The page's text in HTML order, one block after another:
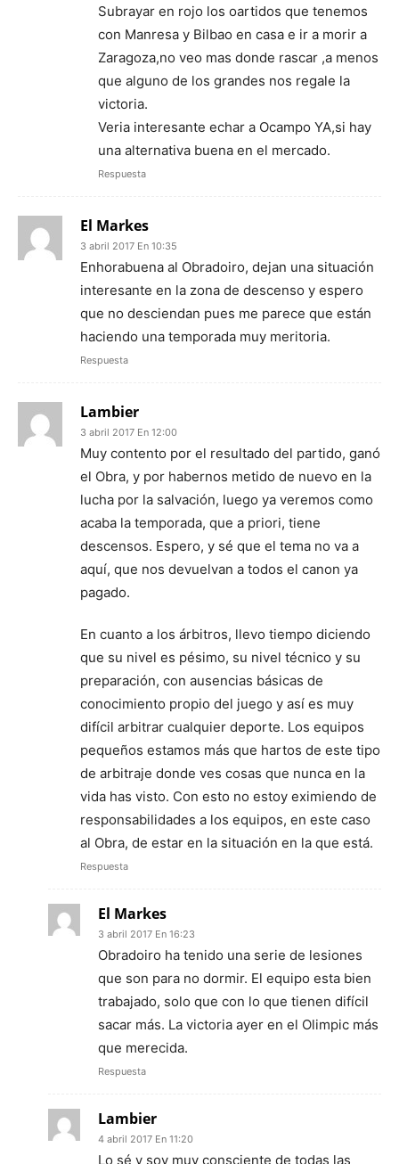
Subrayar en rojo los oartidos que tenemos
con Manresa y Bilbao en casa e ir a morir a
Zaragoza,no veo mas donde rascar ,a menos
que alguno de los grandes nos regale la
victoria.
Veria interesante echar a Ocampo YA,si hay
una alternativa buena en el mercado.
Respuesta
El Markes
3 abril 2017 En 10:35
Enhorabuena al Obradoiro, dejan una situación
interesante en la zona de descenso y espero
que no desciendan pues me parece que están
haciendo una temporada muy meritoria.
Respuesta
Lambier
3 abril 2017 En 12:00
Muy contento por el resultado del partido, ganó
el Obra, y por habernos metido de nuevo en la
lucha por la salvación, luego ya veremos como
acaba la temporada, que a priori, tiene
descensos. Espero, y sé que el tema no va a
aquí, que nos devuelvan a todos el canon ya
pagado.
En cuanto a los árbitros, llevo tiempo diciendo
que su nivel es pésimo, su nivel técnico y su
preparación, con ausencias básicas de
conocimiento propio del juego y así es muy
difícil arbitrar cualquier deporte. Los equipos
pequeños estamos más que hartos de este tipo
de arbitraje donde ves cosas que nunca en la
vida has visto. Con esto no estoy eximiendo de
responsabilidades a los equipos, en este caso
al Obra, de estar en la situación en la que está.
Respuesta
El Markes
3 abril 2017 En 16:23
Obradoiro ha tenido una serie de lesiones
que son para no dormir. El equipo esta bien
trabajado, solo que con lo que tienen difícil
sacar más. La victoria ayer en el Olimpic más
que merecida.
Respuesta
Lambier
4 abril 2017 En 11:20
Lo sé y soy muy consciente de todas las